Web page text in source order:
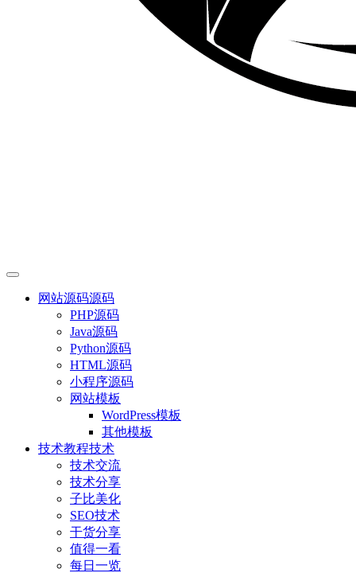
网站源码源码
PHP源码
Java源码
Python源码
HTML源码
小程序源码
网站模板
WordPress模板
其他模板
技术教程技术
技术交流
技术分享
子比美化
SEO技术
干货分享
值得一看
每日一览